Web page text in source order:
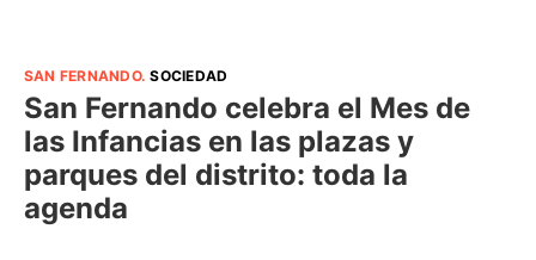
SAN FERNANDO.SOCIEDAD
San Fernando celebra el Mes de
las Infancias en las plazas y
parques del distrito: toda la
agenda